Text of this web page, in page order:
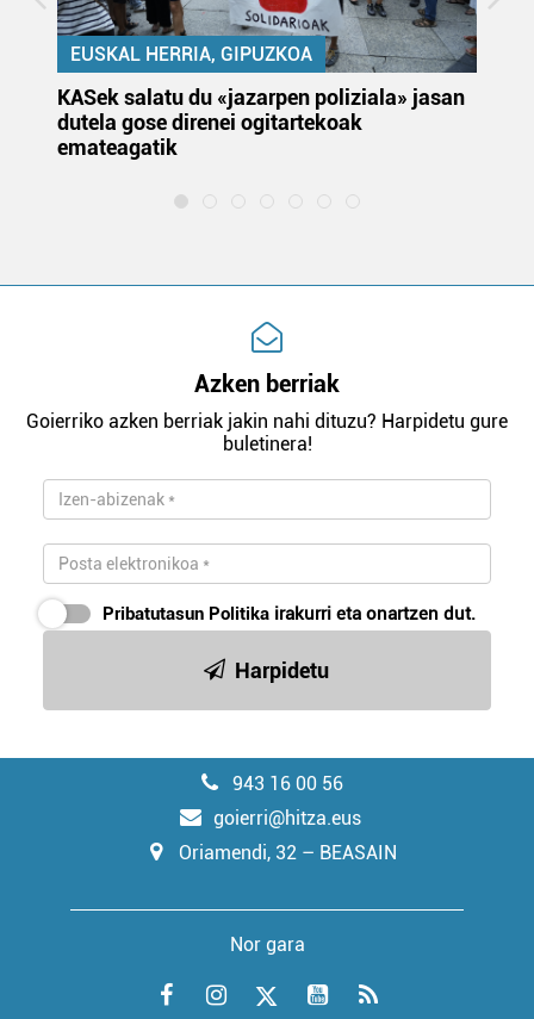
EUSKAL HERRIA, GIPUZKOA
KASek salatu du «jazarpen poliziala» jasan
dutela gose direnei ogitartekoak
emateagatik
Azken berriak
Goierriko azken berriak jakin nahi dituzu? Harpidetu gure
buletinera!
Pribatutasun Politika irakurri eta onartzen dut.
Harpidetu
943 16 00 56
goierri@hitza.eus
Oriamendi, 32 – BEASAIN
Nor gara